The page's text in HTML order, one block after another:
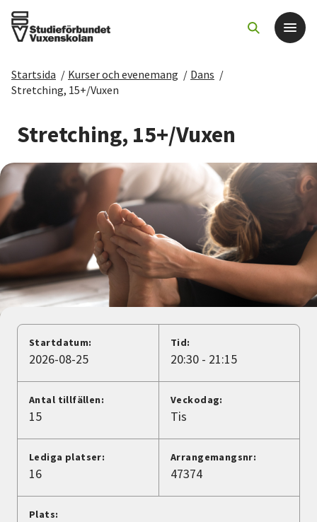
Det här gör vi
För dig som
Sök kurser och evenemang
Om SV
Starta studiecirkel
Cirkelledare
Nyheter
Avdelningar
Lyssna
Startsida / Kurser och evenemang / Dans /
Stretching, 15+/Vuxen
Stretching, 15+/Vuxen
Startdatum:
2026-08-25
Tid:
20:30 - 21:15
Antal tillfällen:
15
Veckodag:
Tis
Lediga platser:
16
Arrangemangsnr:
47374
Plats: